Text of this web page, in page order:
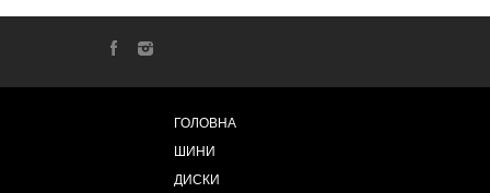
ГОЛОВНА
ШИНИ
ДИСКИ